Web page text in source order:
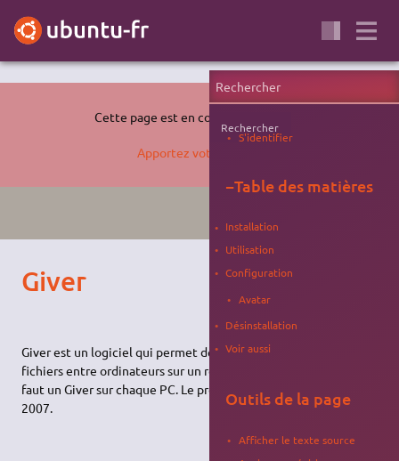
Cette page est en cours de rédaction.
Apportez votre aide…
Giver
Giver est un logiciel qui permet de partager facilement des
fichiers entre ordinateurs sur un réseau local. Pour partager il
faut un Giver sur chaque PC. Le projet n'a pas évolué depuis
2007.
Rechercher
S'identifier
−Table des matières
Installation
Utilisation
Configuration
Avatar
Désinstallation
Voir aussi
Outils de la page
Afficher le texte source